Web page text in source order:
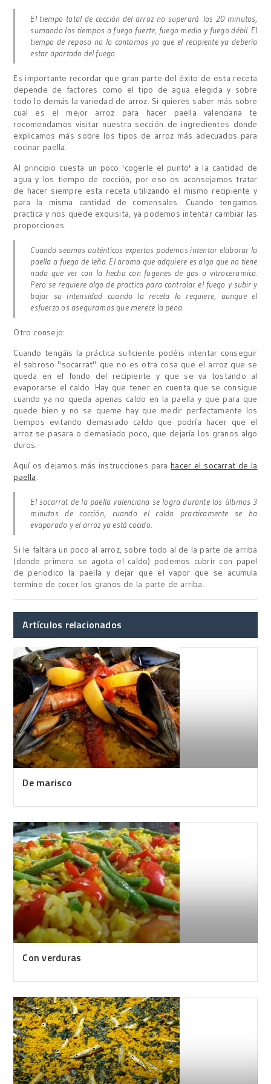
El tiempo total de cocción del arroz no superará los 20 minutos,
sumando los tiempos a fuego fuerte, fuego medio y fuego débil. El
tiempo de reposo no lo contamos ya que el recipiente ya debería
estar apartado del fuego.
Es importante recordar que gran parte del éxito de esta receta
depende de factores como el tipo de agua elegida y sobre
todo lo demás la variedad de arroz. Si quieres saber más sobre
cual es el mejor arroz para hacer paella valenciana te
recomendamos visitar nuestra sección de ingredientes donde
explicamos más sobre los tipos de arroz más adecuados para
cocinar paella.
Al principio cuesta un poco 'cogerle el punto' a la cantidad de
agua y los tiempo de cocción, por eso os aconsejamos tratar
de hacer siempre esta receta utilizando el mismo recipiente y
para la misma cantidad de comensales. Cuando tengamos
practica y nos quede exquisita, ya podemos intentar cambiar las
proporciones.
Cuando seamos auténticos expertos podemos intentar elaborar la
paella a fuego de leña. El aroma que adquiere es algo que no tiene
nada que ver con la hecha con fogones de gas o vitroceramica.
Pero se requiere algo de practica para controlar el fuego y subir y
bajar su intensidad cuando la receta lo requiere, aunque el
esfuerzo os aseguramos que merece la pena.
Otro consejo:
Cuando tengáis la práctica suficiente podéis intentar conseguir
el sabroso "socarrat" que no es otra cosa que el arroz que se
queda en el fondo del recipiente y que se va tostando al
evaporarse el caldo. Hay que tener en cuenta que se consigue
cuando ya no queda apenas caldo en la paella y que para que
quede bien y no se queme hay que medir perfectamente los
tiempos evitando demasiado caldo que podría hacer que el
arroz se pasara o demasiado poco, que dejaría los granos algo
duros.
Aquí os dejamos más instrucciones para hacer el socarrat de la
paella.
El socarrat de la paella valenciana se logra durante los últimos 3
minutos de cocción, cuando el caldo practicamente se ha
evaporado y el arroz ya está cocido.
Si le faltara un poco al arroz, sobre todo al de la parte de arriba
(donde primero se agota el caldo) podemos cubrir con papel
de periodico la paella y dejar que el vapor que se acumula
termine de cocer los granos de la parte de arriba.
Artículos relacionados
De marisco
Con verduras